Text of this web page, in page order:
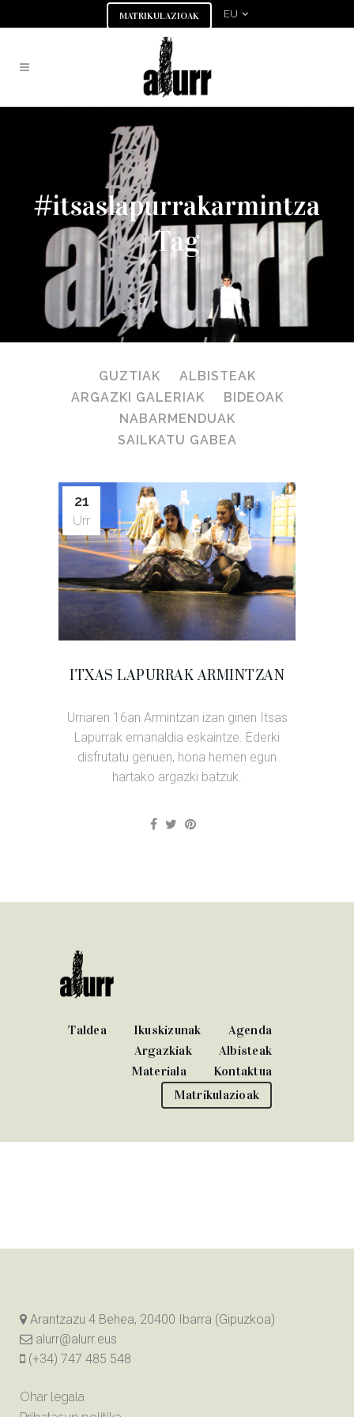
MATRIKULAZIOAK EU
#itsaslapurrakarmintza
Tag
GUZTIAK
ALBISTEAK
ARGAZKI GALERIAK
BIDEOAK
NABARMENDUAK
SAILKATU GABEA
21
Urr
ITXAS LAPURRAK ARMINTZAN
Urriaren 16an Armintzan izan ginen Itsas
Lapurrak emanaldia eskaintze. Ederki
disfrutatu genuen, hona hemen egun
hartako argazki batzuk.
Taldea Ikuskizunak
Agenda
Argazkiak
Albisteak
Materiala
Kontaktua
Matrikulazioak
Arantzazu 4 Behea, 20400 Ibarra (Gipuzkoa)
alurr@alurr.eus
(+34) 747 485 548
Ohar legala